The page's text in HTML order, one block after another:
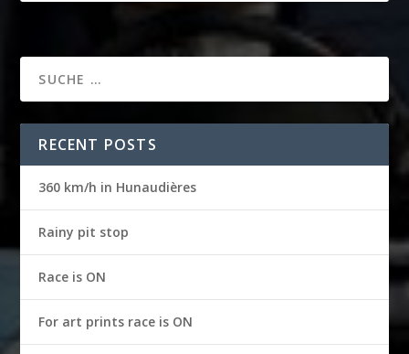
RECENT POSTS
360 km/h in Hunaudières
Rainy pit stop
Race is ON
For art prints race is ON